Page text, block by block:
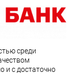
среди
и с достаточно